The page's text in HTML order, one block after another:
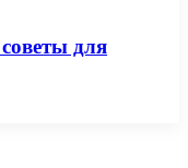
для